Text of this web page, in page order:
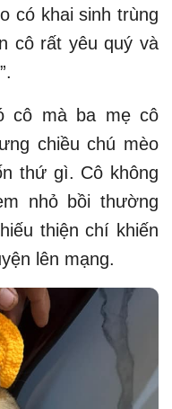
có khai sinh trùng
cô rất yêu quý và
cô mà ba mẹ cô
chiều chú mèo
thứ gì. Cô không
nhỏ bồi thường
thiện chí khiến
lên mạng.